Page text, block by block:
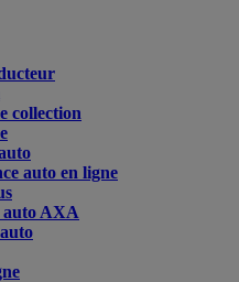
collection
auto en ligne
auto AXA